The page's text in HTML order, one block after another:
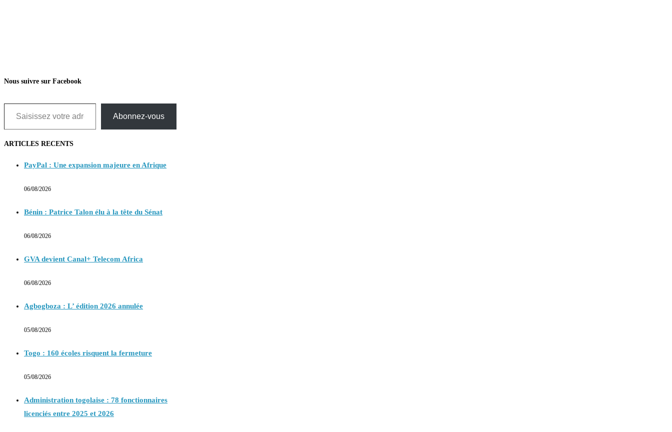
Nous suivre sur Facebook
Saisissez votre adresse e-mail…
Abonnez-vous
ARTICLES RECENTS
PayPal : Une expansion majeure en Afrique
06/08/2026
Bénin : Patrice Talon élu à la tête du Sénat
06/08/2026
GVA devient Canal+ Telecom Africa
06/08/2026
Agbogboza : L’ édition 2026 annulée
05/08/2026
Togo : 160 écoles risquent la fermeture
05/08/2026
Administration togolaise : 78 fonctionnaires
licenciés entre 2025 et 2026